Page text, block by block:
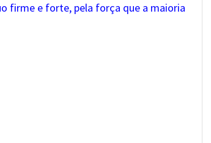
firme e forte, pela força que a maioria